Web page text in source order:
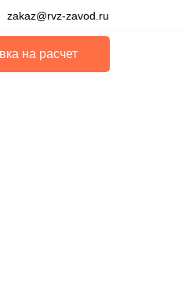
zakaz@rvz-zavod.ru
на расчет